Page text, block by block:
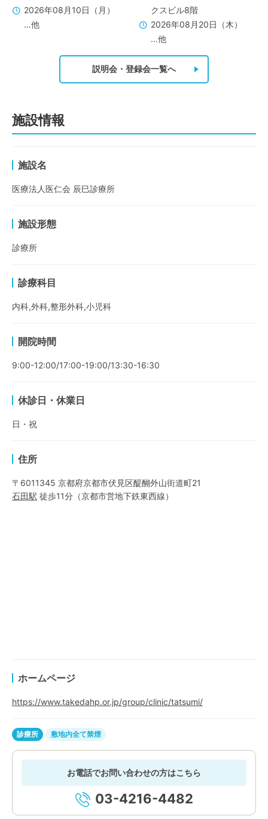
2026年08月10日（月）
…他
クスビル8階
2026年08月20日（木）
…他
説明会・登録会一覧へ
施設情報
施設名
医療法人医仁会 辰巳診療所
施設形態
診療所
診療科目
内科,外科,整形外科,小児科
開院時間
9:00-12:00/17:00-19:00/13:30-16:30
休診日・休業日
日・祝
住所
〒6011345 京都府京都市伏見区醍醐外山街道町21
石田駅 徒歩11分 （京都市営地下鉄東西線）
ホームページ
https://www.takedahp.or.jp/group/clinic/tatsumi/
診療所 敷地内全て禁煙
お電話でお問い合わせの方はこちら
03-4216-4482